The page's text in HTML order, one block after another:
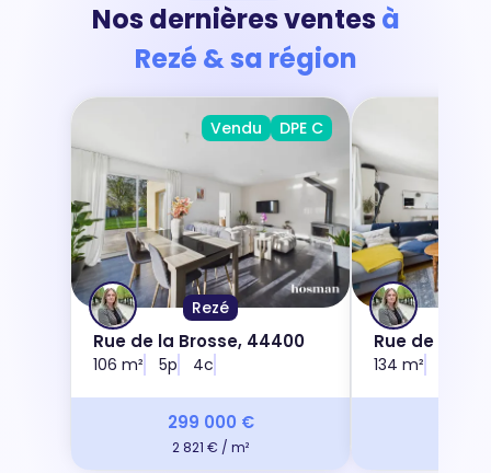
Nos dernières ventesà
Rezé & sa région
Rezé
Vendu DPE C
Rue de la Brosse, 44400
106 m² 5p 4c
299 000 €
2 821 € / m²
Rue de
44400
134 m²